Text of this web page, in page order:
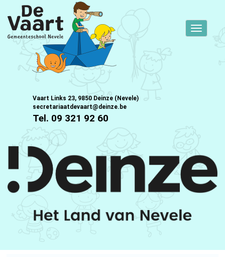
Vaart Links 23, 9850 Deinze (Nevele)
secretariaatdevaart@deinze.be
Tel. 09 321 92 60
Toggle